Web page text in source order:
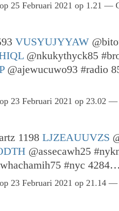
op 25 Februari 2021 op 1.21 —
VUSYUJYYAW
@nkukythyck85
@ajewucuwo93 #radio
op 23 Februari 2021 op 23.02 —
1198 LJZEAUUVZS
@assecawh25
#nyc
op 23 Februari 2021 op 21.14 —